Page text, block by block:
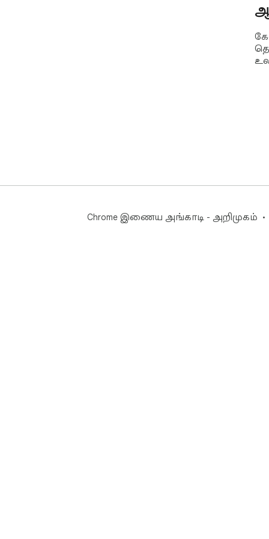
Chrome இணைய அங்காடி - அறிமுகம்